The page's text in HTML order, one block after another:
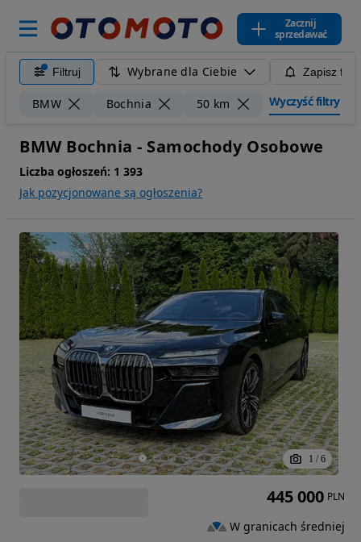
Zacznij
sprzedawać
Filtruj Wybrane dla Ciebie Zapisz
BMW Bochnia 50 km Wyczyść filtry
BMW Bochnia - Samochody Osobowe
Liczba ogłoszeń: 1 393
Jak pozycjonowane są ogłoszenia?
1 / 6
445 000 PLN
W granicach średniej